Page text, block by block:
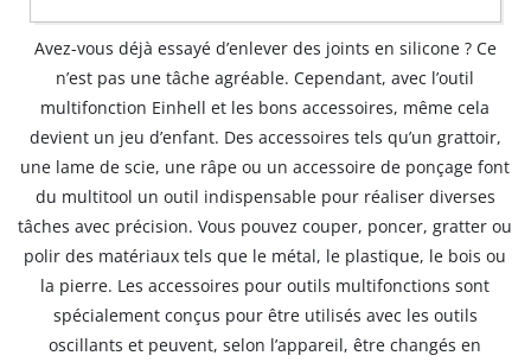
Avez-vous déjà essayé d’enlever des joints en silicone ? Ce
n’est pas une tâche agréable. Cependant, avec l’outil
multifonction Einhell et les bons accessoires, même cela
devient un jeu d’enfant. Des accessoires tels qu’un grattoir,
une lame de scie, une râpe ou un accessoire de ponçage font
du multitool un outil indispensable pour réaliser diverses
tâches avec précision. Vous pouvez couper, poncer, gratter ou
polir des matériaux tels que le métal, le plastique, le bois ou
la pierre. Les accessoires pour outils multifonctions sont
spécialement conçus pour être utilisés avec les outils
oscillants et peuvent, selon l’appareil, être changés en